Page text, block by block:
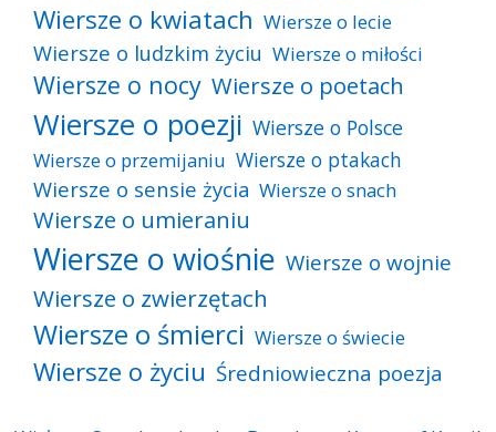
Wiersze o kwiatach Wiersze o lecie
Wiersze o ludzkim życiu Wiersze o miłości
Wiersze o nocy Wiersze o poetach
Wiersze o poezji Wiersze o Polsce
Wiersze o przemijaniu Wiersze o ptakach
Wiersze o sensie życia Wiersze o snach
Wiersze o umieraniu
Wiersze o wiośnie Wiersze o wojnie
Wiersze o zwierzętach
Wiersze o śmierci Wiersze o świecie
Wiersze o życiu Średniowieczna poezja